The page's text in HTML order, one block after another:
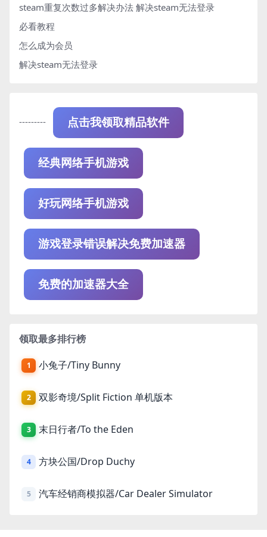
steam重复次数过多解决办法 解决steam无法登录
必看教程
怎么成为会员
解决steam无法登录
--------- 点击我领取精品软件
经典网络手机游戏
好玩网络手机游戏
游戏登录错误解决免费加速器
免费的加速器大全
领取最多排行榜
1 小兔子/Tiny Bunny
2 双影奇境/Split Fiction 单机版本
3 末日行者/To the Eden
4 方块公国/Drop Duchy
5 汽车经销商模拟器/Car Dealer Simulator